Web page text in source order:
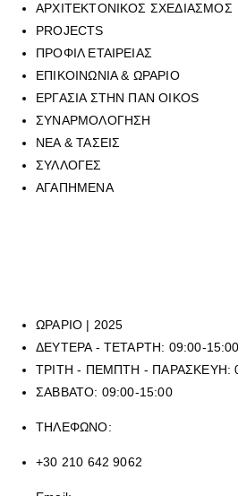
ΑΡΧΙΤΕΚΤΟΝΙΚΟΣ ΣΧΕΔΙΑΣΜΟΣ
PROJECTS
ΠΡΟΦΙΛ ΕΤΑΙΡΕΙΑΣ
ΕΠΙΚΟΙΝΩΝΙΑ & ΩΡΑΡΙΟ
ΕΡΓΑΣΙΑ ΣΤΗΝ ΠΑΝ OIKOS
ΣΥΝΑΡΜΟΛΟΓΗΣΗ
ΝΕΑ & ΤΑΣΕΙΣ
ΣΥΛΛΟΓΕΣ
ΑΓΑΠΗΜΕΝΑ
ΩΡΑΡΙΟ | 2025
ΔΕΥΤΕΡΑ - ΤΕΤΑΡΤΗ: 09:00-15:00
ΤΡΙΤΗ - ΠΕΜΠΤΗ - ΠΑΡΑΣΚΕΥΗ:
ΣΑΒΒΑΤΟ: 09:00-15:00
ΤΗΛΕΦΩΝΟ:
+30 210 642 9062